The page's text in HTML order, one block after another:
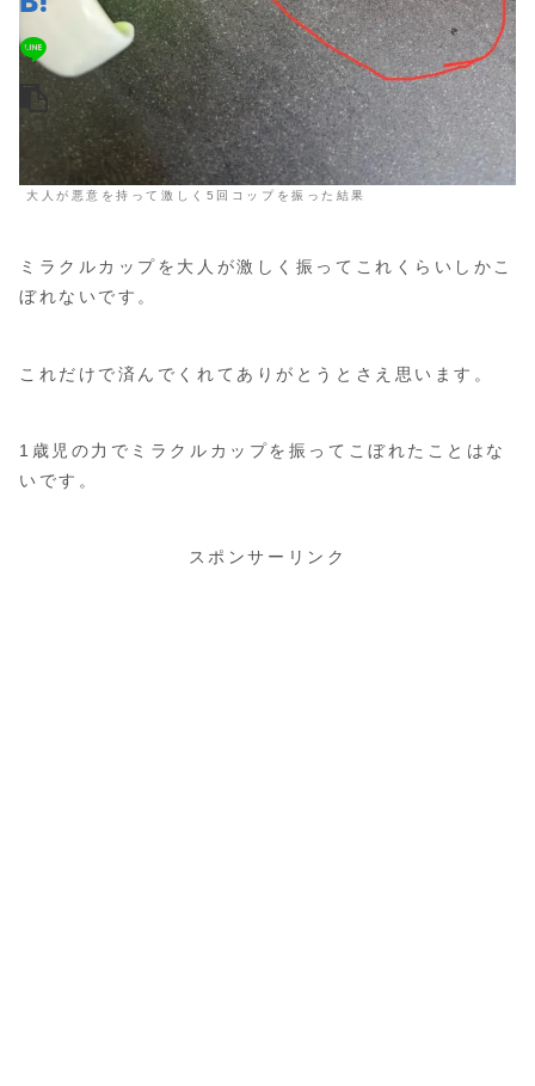
大人が悪意を持って激しく5回コップを振った結果
ミラクルカップを大人が激しく振ってこれくらいしかこ
ぼれないです。
これだけで済んでくれてありがとうとさえ思います。
1歳児の力でミラクルカップを振ってこぼれたことはな
いです。
スポンサーリンク